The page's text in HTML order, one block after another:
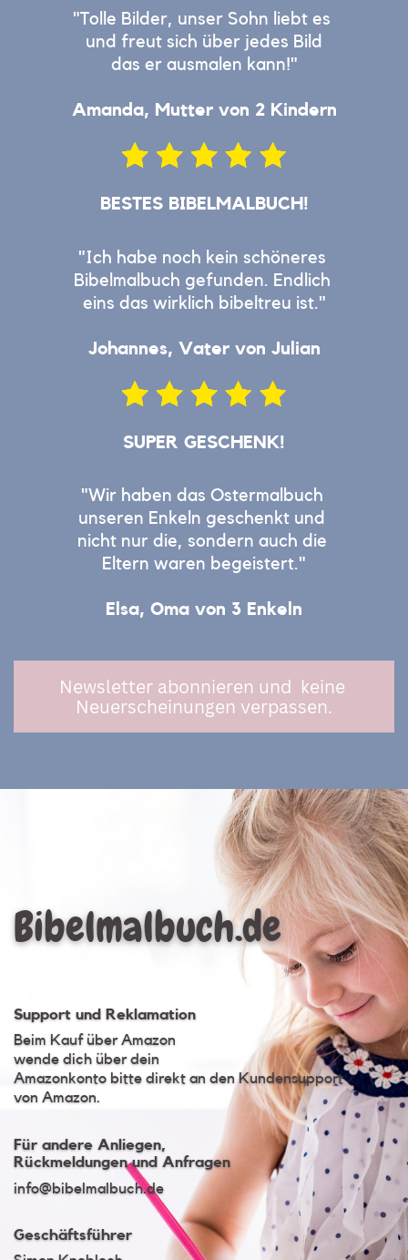
"Tolle Bilder, unser Sohn liebt es ​
und freut sich über jedes Bild
das ​er ausmalen kann!"
Amanda, Mutter von 2 Kindern
BESTES BIBELMALBUCH!
"Ich habe noch kein schöneres ​
Bibelmalbuch gefunden. Endlich ​
eins das wirklich bibeltreu ist."
Johannes, Vater von Julian
SUPER GESCHENK!
"Wir haben das Ostermalbuch ​
unseren Enkeln geschenkt und ​
nicht nur die, sondern auch die ​
Eltern waren begeistert."
Elsa, Oma von 3 Enkeln
Newsletter abonnieren und keine ​
Neuerscheinungen verpassen.
Bibelmalbuch.de
Support und Reklamation
Beim Kauf über Amazon
wende dich über dein
Amazonkonto bitte direkt an den Kundensupport
von Amazon.
Für andere Anliegen,
Rückmeldungen und Anfragen
info@bibelmalbuch.de​
Geschäftsführer